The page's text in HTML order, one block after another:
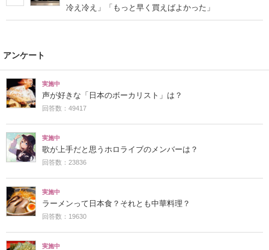
冷え冷え」「もっと早く買えばよかった」
アンケート
実施中
声が好きな「日本のボーカリスト」は？
回答数：49417
実施中
歌が上手だと思うホロライブのメンバーは？
回答数：23836
実施中
ラーメンって日本食？それとも中華料理？
回答数：19630
実施中